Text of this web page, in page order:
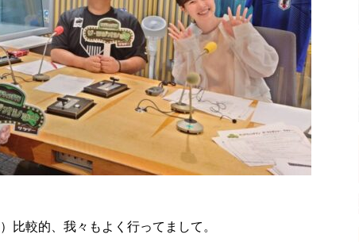
比較的、我々もよく行ってまして。